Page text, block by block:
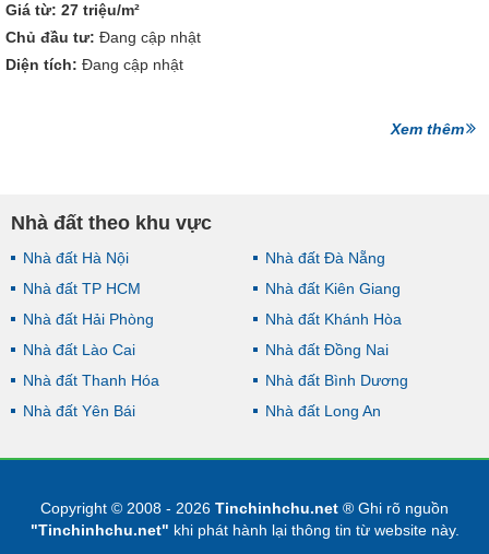
Giá từ: 27 triệu/m²
Chủ đầu tư: Đang cập nhật
Diện tích: Đang cập nhật
Xem thêm
Nhà đất theo khu vực
Nhà đất Hà Nội
Nhà đất TP HCM
Nhà đất Hải Phòng
Nhà đất Lào Cai
Nhà đất Thanh Hóa
Nhà đất Yên Bái
Nhà đất Đà Nẵng
Nhà đất Kiên Giang
Nhà đất Khánh Hòa
Nhà đất Đồng Nai
Nhà đất Bình Dương
Nhà đất Long An
Copyright © 2008 - 2026 Tinchinhchu.net ® Ghi rõ nguồn
"Tinchinhchu.net" khi phát hành lại thông tin từ website này.